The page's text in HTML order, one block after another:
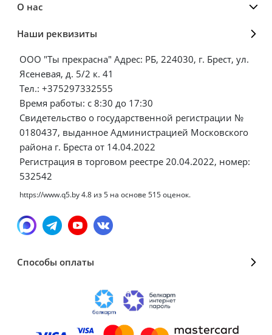
О нас
Наши реквизиты
ООО "Ты прекрасна" Адрес: РБ, 224030, г. Брест, ул.
Ясеневая, д. 5/2 к. 41
Тел.: +375297332555
Время работы: с 8:30 до 17:30
Свидетельство о государственной регистрации №
0180437, выданное Администрацией Московского
района г. Бреста от 14.04.2022
Регистрация в торговом реестре 20.04.2022, номер:
532542
https://www.q5.by4.8 из5 на основе 515оценок.
Способы оплаты